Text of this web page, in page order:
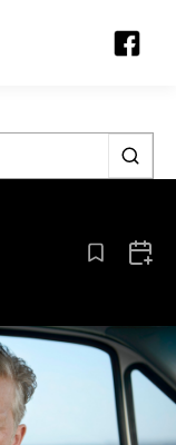
Aus den